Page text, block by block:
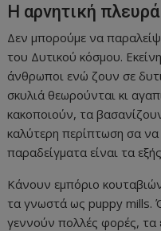
Η αρνητική
Δεν μπορούμε να
του Δυτικού κόσμου.
άνθρωποι ενώ ζουν σε
σκυλιά θεωρούνται κι
κακοποιούν, τα
καλύτερη περίπτωση σα να
παραδείγματα είναι τα
Κάνουν εμπόριο
τα γνωστά ως puppy mills.
γεννούν πολλές φορές, τα